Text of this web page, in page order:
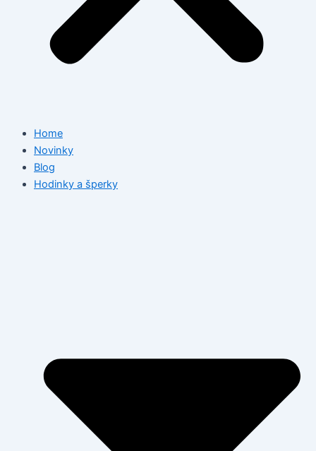
Home
Novinky
Blog
Hodinky a šperky